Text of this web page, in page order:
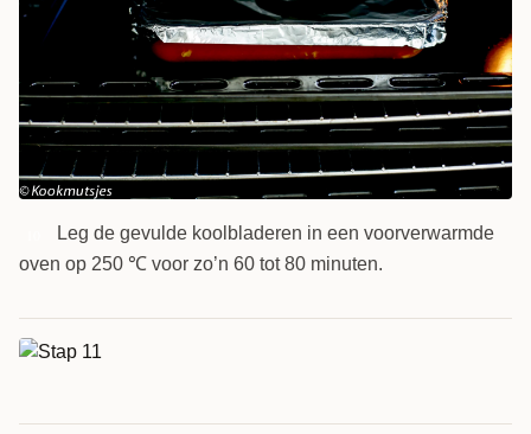
Leg de gevulde koolbladeren in een voorverwarmde
oven op 250 ℃ voor zo’n 60 tot 80 minuten.